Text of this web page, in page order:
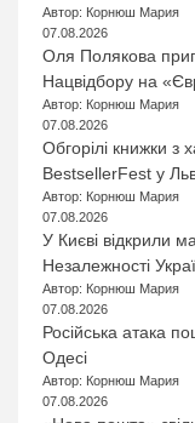
Автор: Корнюш Мария
07.08.2026
Оля Полякова
Нацвідбору на
Автор: Корнюш Мария
07.08.2026
Обгорілі книжки з
BestsellerFest у
Автор: Корнюш Мария
07.08.2026
У Києві відкрили
Незалежності
Автор: Корнюш Мария
07.08.2026
Російська атака
Одесі
Автор: Корнюш Мария
07.08.2026